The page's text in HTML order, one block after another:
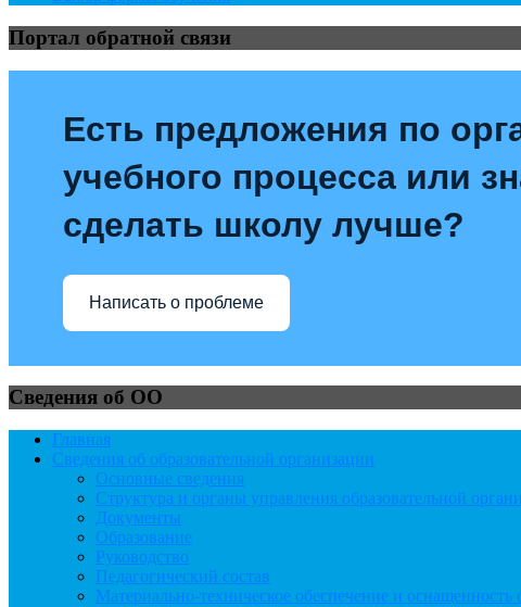
Портал обратной связи
Есть предложения по
учебного процесса или
сделать школу лучше?
Написать о проблеме
Сведения об ОО
Главная
Сведения об образовательной организации
Основные сведения
Структура и органы управления образовательной
Документы
Образование
Руководство
Педагогический состав
Материально-техническое обеспечение и оснащенность